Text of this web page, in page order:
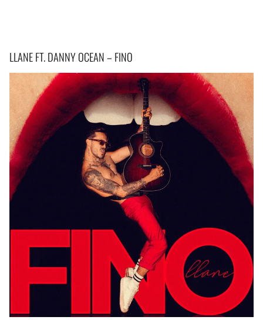
LLANE FT. DANNY OCEAN – FINO